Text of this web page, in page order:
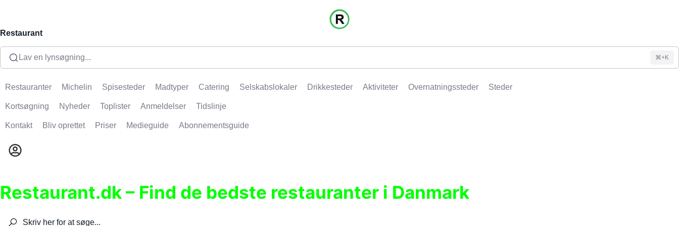
Restaurant
Lav en lynsøgning... ⌘+K
Restauranter Michelin Spisesteder Madtyper Catering Selskabslokaler Drikkesteder Aktiviteter Overnatningssteder Steder
Kortsøgning Nyheder Toplister Anmeldelser Tidslinje
Kontakt Bliv oprettet Priser Medieguide Abonnementsguide
Restaurant.dk – Find de bedste restauranter i Danmark